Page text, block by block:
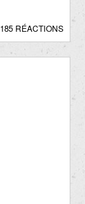
185 RÉACTIONS